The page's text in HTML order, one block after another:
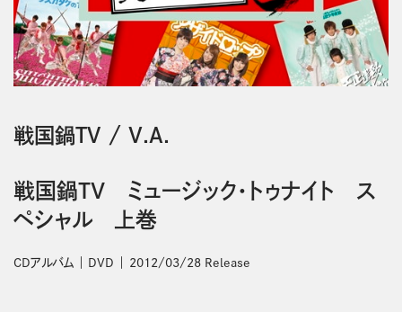
戦国鍋ＴＶ / V.A.
戦国鍋TV ミュージック・トゥナイト ス
ペシャル 上巻
CDアルバム DVD 2012/03/28 Release